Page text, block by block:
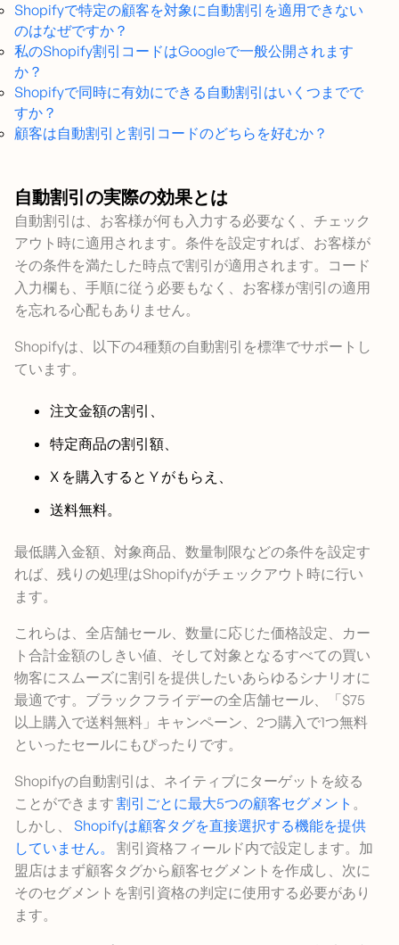
Shopifyで特定の顧客を対象に自動割引を適用できない
のはなぜですか？
私のShopify割引コードはGoogleで一般公開されます
か？
Shopifyで同時に有効にできる自動割引はいくつまでで
すか？
顧客は自動割引と割引コードのどちらを好むか？
自動割引の実際の効果とは
自動割引は、お客様が何も入力する必要なく、チェック
アウト時に適用されます。条件を設定すれば、お客様が
その条件を満たした時点で割引が適用されます。コード
入力欄も、手順に従う必要もなく、お客様が割引の適用
を忘れる心配もありません。
Shopifyは、以下の4種類の自動割引を標準でサポートし
ています。
注文金額の割引、
特定商品の割引額、
X を購入すると Y がもらえ、
送料無料。
最低購入金額、対象商品、数量制限などの条件を設定す
れば、残りの処理はShopifyがチェックアウト時に行い
ます。
これらは、全店舗セール、数量に応じた価格設定、カー
ト合計金額のしきい値、そして対象となるすべての買い
物客にスムーズに割引を提供したいあらゆるシナリオに
最適です。ブラックフライデーの全店舗セール、「$75
以上購入で送料無料」キャンペーン、2つ購入で1つ無料
といったセールにもぴったりです。
Shopifyの自動割引は、ネイティブにターゲットを絞る
ことができます 割引ごとに最大5つの顧客セグメント 。
しかし、 Shopifyは顧客タグを直接選択する機能を提供
していません。
割引資格フィールド内で設定します。加
盟店はまず顧客タグから顧客セグメントを作成し、次に
そのセグメントを割引資格の判定に使用する必要があり
ます。